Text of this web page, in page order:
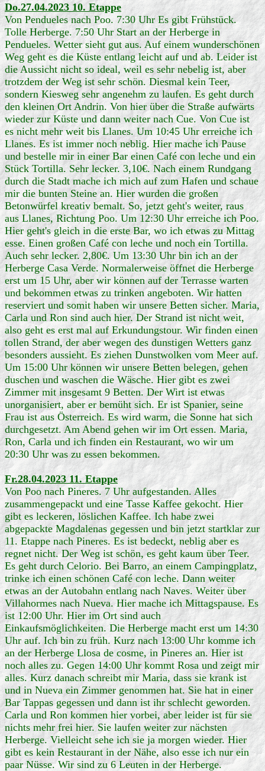
Do.27.04.2023 10. Etappe
Von Pendueles nach Poo. 7:30 Uhr Es gibt Frühstück.
Tolle Herberge. 7:50 Uhr Start an der Herberge in
Pendueles. Wetter sieht gut aus. Auf einem wunderschönen
Weg geht es die Küste entlang leicht auf und ab. Leider ist
die Aussicht nicht so ideal, weil es sehr nebelig ist, aber
trotzdem der Weg ist sehr schön. Diesmal kein Teer,
sondern Kiesweg sehr angenehm zu laufen. Es geht durch
den kleinen Ort Andrin. Von hier über die Straße aufwärts
wieder zur Küste und dann weiter nach Cue. Von Cue ist
es nicht mehr weit bis Llanes. Um 10:45 Uhr erreiche ich
Llanes. Es ist immer noch neblig. Hier mache ich Pause
und bestelle mir in einer Bar einen Café con leche und ein
Stück Tortilla. Sehr lecker. 3,10€. Nach einem Rundgang
durch die Stadt mache ich mich auf zum Hafen und schaue
mir die bunten Steine an. Hier wurden die großen
Betonwürfel kreativ bemalt. So, jetzt geht's weiter, raus
aus Llanes, Richtung Poo. Um 12:30 Uhr erreiche ich Poo.
Hier geht's gleich in die erste Bar, wo ich etwas zu Mittag
esse. Einen großen Café con leche und noch ein Tortilla.
Auch sehr lecker. 2,80€. Um 13:30 Uhr bin ich an der
Herberge Casa Verde. Normalerweise öffnet die Herberge
erst um 15 Uhr, aber wir können auf der Terrasse warten
und bekommen etwas zu trinken angeboten. Wir hatten
reserviert und somit haben wir unsere Betten sicher. Maria,
Carla und Ron sind auch hier. Der Strand ist nicht weit,
also geht es erst mal auf Erkundungstour. Wir finden einen
tollen Strand, der aber wegen des dunstigen Wetters ganz
besonders aussieht. Es ziehen Dunstwolken vom Meer auf.
Um 15:00 Uhr können wir unsere Betten belegen, gehen
duschen und waschen die Wäsche. Hier gibt es zwei
Zimmer mit insgesamt 9 Betten. Der Wirt ist etwas
unorganisiert, aber er bemüht sich. Er ist Spanier, seine
Frau ist aus Österreich. Es wird warm, die Sonne hat sich
durchgesetzt. Am Abend gehen wir im Ort essen. Maria,
Ron, Carla und ich finden ein Restaurant, wo wir um
20:30 Uhr was zu essen bekommen.
Fr.28.04.2023 11. Etappe
Von Poo nach Pineres. 7 Uhr aufgestanden. Alles
zusammengepackt und eine Tasse Kaffee gekocht. Hier
gibt es leckeren, löslichen Kaffee. Ich habe zwei
abgepackte Magdalenas gegessen und bin jetzt startklar zur
11. Etappe nach Pineres. Es ist bedeckt, neblig aber es
regnet nicht. Der Weg ist schön, es geht kaum über Teer.
Es geht durch Celorio. Bei Barro, an einem Campingplatz,
trinke ich einen schönen Café con leche. Dann weiter
etwas an der Autobahn entlang nach Naves. Weiter über
Villahormes nach Nueva. Hier mache ich Mittagspause. Es
ist 12:00 Uhr. Hier im Ort sind auch
Einkaufsmöglichkeiten. Die Herberge macht erst um 14:30
Uhr auf. Ich bin zu früh. Kurz nach 13:00 Uhr komme ich
an der Herberge Llosa de cosme, in Pineres an. Hier ist
noch alles zu. Gegen 14:00 Uhr kommt Rosa und zeigt mir
alles. Kurz danach schreibt mir Maria, dass sie krank ist
und in Nueva ein Zimmer genommen hat. Sie hat in einer
Bar Tappas gegessen und dann ist ihr schlecht geworden.
Carla und Ron kommen hier vorbei, aber leider ist für sie
nichts mehr frei hier. Sie laufen weiter zur nächsten
Herberge. Vielleicht sehe ich sie ja morgen wieder. Hier
gibt es kein Restaurant in der Nähe, also esse ich nur ein
paar Nüsse. Wir sind zu 6 Leuten in der Herberge.